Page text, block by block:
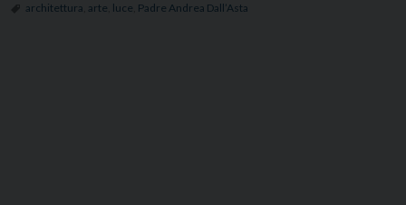
architettura arte luce Padre Andrea Dall’Asta